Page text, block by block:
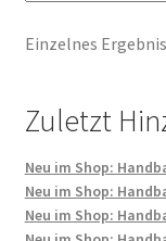
Einzelnes
Zuletzt
Neu im Shop:
Neu im Shop:
Neu im Shop: